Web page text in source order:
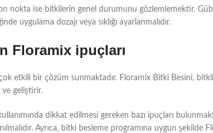
nokta ise bitkilerin genel durumunu gözlemlemektir.
uygulama dozajı veya sıklığı ayarlanmalıdır.
Floramix ipuçları
çok etkili bir çözüm sunmaktadır. Floramix Bitki Besini,
ve geliştirir.
dikkat edilmesi gereken bazı ipuçları
Ayrıca, bitki besleme programına uygun şekilde